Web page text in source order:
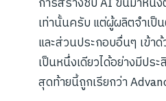
เท่านั้นครับ แต่ผู้ผลิตจำเป็
และส่วนประกอบอื่นๆ เข้า
เป็นหนึ่งเดียวได้อย่างมีป
สุดท้ายนี้ถูกเรียกว่า